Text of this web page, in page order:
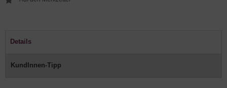
Details
KundInnen-Tipp